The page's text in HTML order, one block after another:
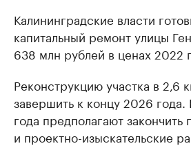
Калининградские власти
капитальный ремонт улицы
638 млн рублей в ценах 2022
Реконструкцию участка в 2,6
завершить к концу 2026 года.
года предполагают закончить
и проектно-изыскательские